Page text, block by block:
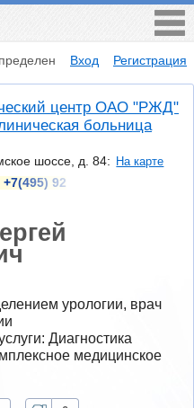
Вход Регистрация
центр ОАО "РЖД"
больница
шоссе, д. 84: На карте
+7(495) 92
урологии, врач
Диагностика
медицинское